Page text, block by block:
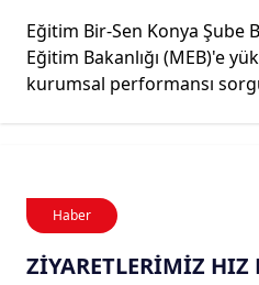
Eğitim Bir-Sen Konya Şube
Eğitim Bakanlığı (MEB)'e
kurumsal performansı
Haber
ZİYARETLERİMİZ HIZ